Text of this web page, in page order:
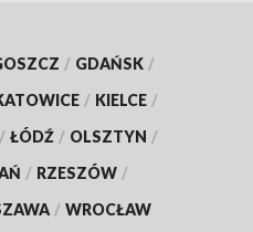
/ GDAŃSK /
/ KIELCE /
/ ŁÓDŹ / OLSZTYN /
/ RZESZÓW /
/ WROCŁAW